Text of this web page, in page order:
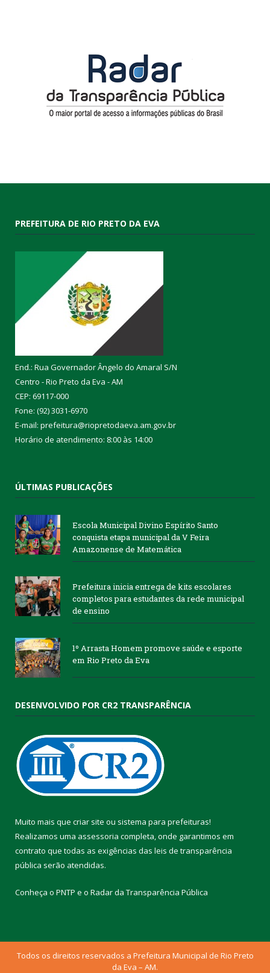
PREFEITURA DE RIO PRETO DA EVA
End.: Rua Governador Ângelo do Amaral S/N
Centro - Rio Preto da Eva - AM
CEP: 69117-000
Fone: (92) 3031-6970
E-mail: prefeitura@riopretodaeva.am.gov.br
Horário de atendimento: 8:00 às 14:00
ÚLTIMAS PUBLICAÇÕES
Escola Municipal Divino Espírito Santo
conquista etapa municipal da V Feira
Amazonense de Matemática
Prefeitura inicia entrega de kits escolares
completos para estudantes da rede municipal
de ensino
1º Arrasta Homem promove saúde e esporte
em Rio Preto da Eva
DESENVOLVIDO POR CR2 TRANSPARÊNCIA
Muito mais que criar site ou sistema para prefeituras!
Realizamos uma assessoria completa, onde garantimos em
contrato que todas as exigências das leis de transparência
pública serão atendidas.
Conheça o PNTP e o Radar da Transparência Pública
Todos os direitos reservados a Prefeitura Municipal de Rio Preto
da Eva – AM.